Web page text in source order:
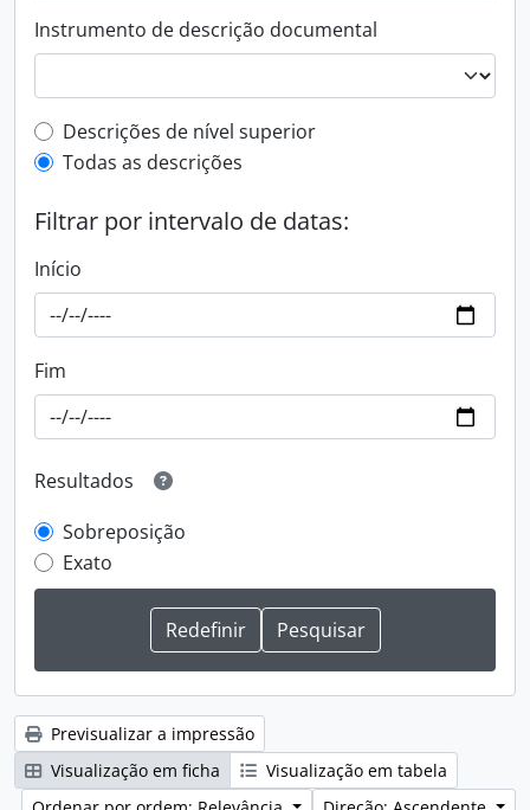
Instrumento de descrição documental
Filtro de descrição de nível superior
Descrições de nível superior
Todas as descrições
Filtrar por intervalo de datas:
Início
Fim
Resultados
Sobreposição
Exato
Previsualizar a impressão
Visualização em ficha
Visualização em tabela